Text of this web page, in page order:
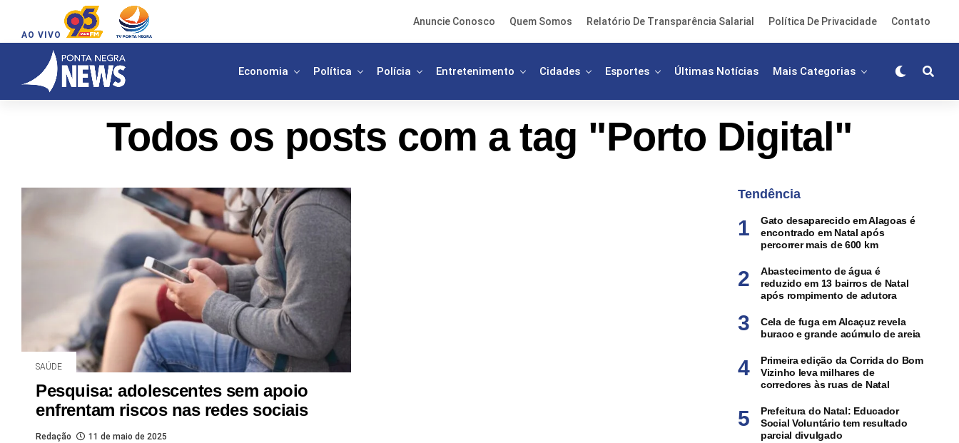
AO VIVO
Anuncie Conosco Quem Somos Relatório De Transparência Salarial Política De Privacidade Contato
Economia Política Polícia Entretenimento Cidades Esportes Últimas Notícias Mais Categorias
Todos os posts com a tag "Porto Digital"
SAÚDE
Pesquisa: adolescentes sem apoio
enfrentam riscos nas redes sociais
Redação 11 de maio de 2025
Tendência
Gato desaparecido em Alagoas é
encontrado em Natal após
percorrer mais de 600 km
Abastecimento de água é
reduzido em 13 bairros de Natal
após rompimento de adutora
Cela de fuga em Alcaçuz revela
buraco e grande acúmulo de areia
Primeira edição da Corrida do Bom
Vizinho leva milhares de
corredores às ruas de Natal
Prefeitura do Natal: Educador
Social Voluntário tem resultado
parcial divulgado